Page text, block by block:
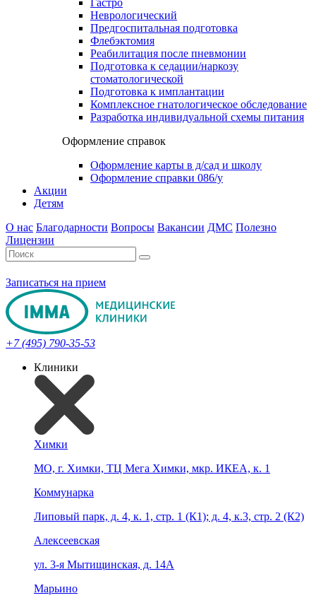
Гастро
Неврологический
Предгоспитальная подготовка
Флебэктомия
Реабилитация после пневмонии
Подготовка к седации/наркозу
стоматологической
Подготовка к имплантации
Комплексное гнатологическое обследование
Разработка индивидуальной схемы питания
Оформление справок
Оформление карты в д/сад и школу
Оформление справки 086/у
Акции
Детям
О нас Благодарности Вопросы Вакансии ДМС Полезно
Лицензии
Записаться на прием
+7 (495) 790-35-53
Клиники
Химки
МО, г. Химки, ТЦ Мега Химки, мкр. ИКЕА, к. 1
Коммунарка
Липовый парк, д. 4, к. 1, стр. 1 (К1); д. 4, к.3, стр. 2 (К2)
Алексеевская
ул. 3-я Мытищинская, д. 14А
Марьино